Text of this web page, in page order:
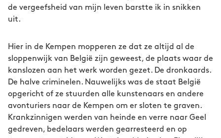
de vergeefsheid van mijn leven barstte ik in snikken
uit.
Hier in de Kempen mopperen ze dat ze altijd al de
sloppenwijk van België zijn geweest, de plaats waar de
kanslozen aan het werk worden gezet. De dronkaards.
De halve criminelen. Nauwelijks was de staat België
opgericht of ze stuurden alle kunstenaars en andere
avonturiers naar de Kempen om er sloten te graven.
Krankzinnigen werden van heinde en verre naar Geel
gedreven, bedelaars werden gearresteerd en op